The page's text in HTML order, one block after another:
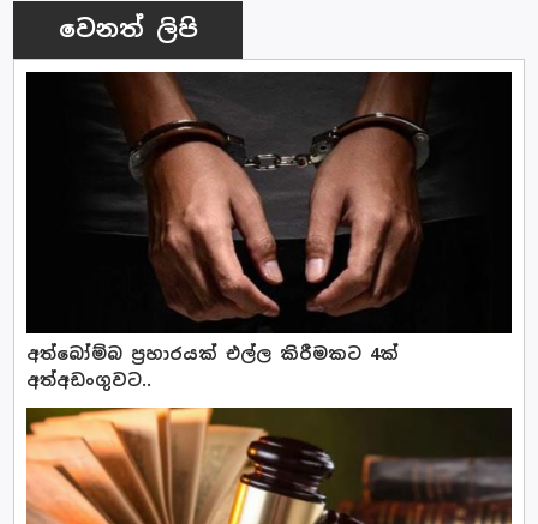
වෙනත් ලිපි
අත්බෝම්බ ප්‍රහාරයක් එල්ල කිරීමකට 4ක්
අත්අඩංගුවට..